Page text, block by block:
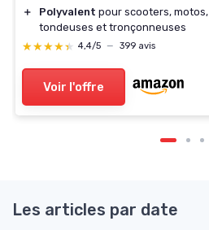
＋
Polyvalent pour scooters, motos,
tondeuses et tronçonneuses
★★★★★
★★★★★ 4,4/5 — 399 avis
Voir l'offre
Les articles par date